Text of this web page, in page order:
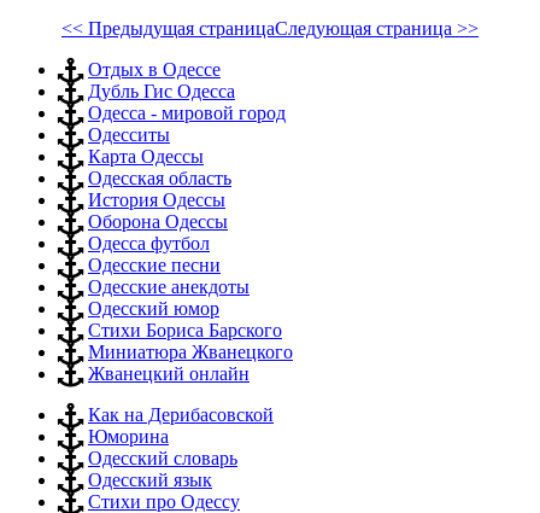
<< Предыдущая страницаСледующая страница >>
Отдых в Одессе
Дубль Гис Одесса
Одесса - мировой город
Одесситы
Карта Одессы
Одесская область
История Одессы
Оборона Одессы
Одесса футбол
Одесские песни
Одесские анекдоты
Одесский юмор
Стихи Бориса Барского
Миниатюра Жванецкого
Жванецкий онлайн
Как на Дерибасовской
Юморина
Одесский словарь
Одесский язык
Стихи про Одессу